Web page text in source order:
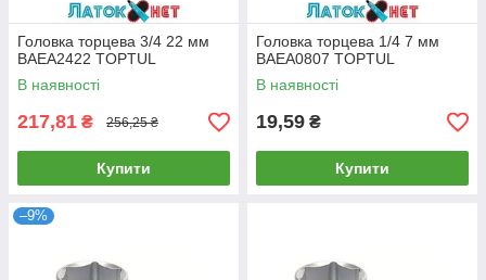
Головка торцева 3/4 22 мм
BAEA2422 TOPTUL
В наявності
217,81 ₴ 256,25 ₴
Купити
Головка торцева 1/4 7 мм
BAEA0807 TOPTUL
В наявності
19,59 ₴
Купити
–9%